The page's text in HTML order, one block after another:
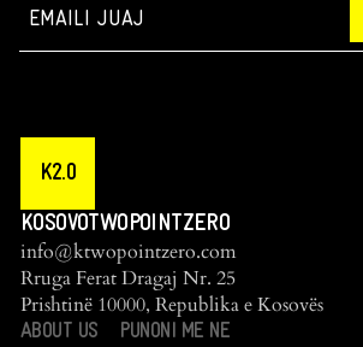
K2.0
KOSOVOTWOPOINTZERO
info@ktwopointzero.com
Rruga Ferat Dragaj Nr. 25
Prishtinë 10000, Republika e Kosovës
ABOUT US
PUNONI ME NE